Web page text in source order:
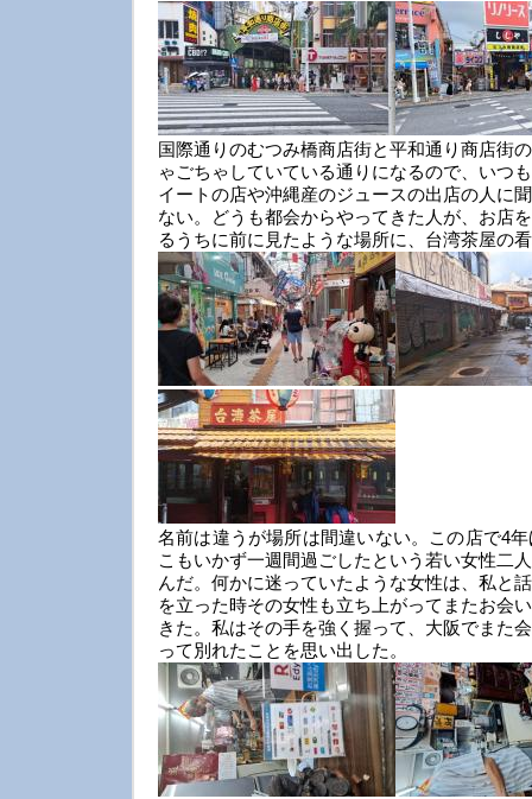
国際通りのむつみ橋商店街と平和通り商店街
ゃごちゃしていている通りになるので、いつ
イートの店や沖縄産のジュースの出店の人に
ない。どうも都会からやってきた人が、お店
るうちに前に見たような場所に、台湾茶屋の
名前は違うが場所は間違いない。この店で4
こもいかず一週間過ごしたという若い女性二
んだ。何かに迷っていたような女性は、私と
を立った時その女性も立ち上がってまたお会
きた。私はその手を強く握って、大阪でまた
って別れたことを思い出した。